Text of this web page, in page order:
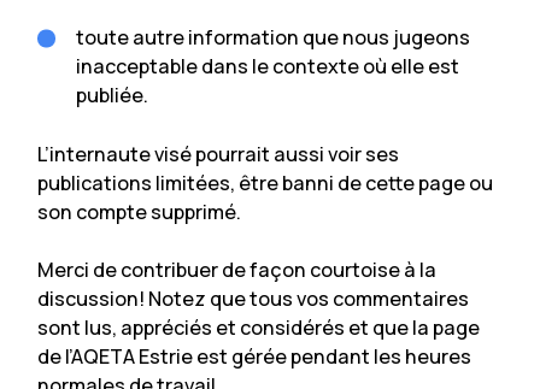
toute autre information que nous jugeons
inacceptable dans le contexte où elle est
publiée.
L’internaute visé pourrait aussi voir ses
publications limitées, être banni de cette page ou
son compte supprimé.
Merci de contribuer de façon courtoise à la
discussion! Notez que tous vos commentaires
sont lus, appréciés et considérés et que la page
de l’AQETA Estrie est gérée pendant les heures